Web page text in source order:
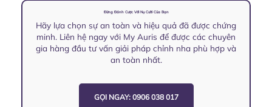
Đừng Đánh Cược Với Nụ Cười Của Bạn
Hãy lựa chọn sự an toàn và hiệu quả đã được chứng
minh. Liên hệ ngay với My Auris để được các chuyên
gia hàng đầu tư vấn giải pháp chỉnh nha phù hợp và
an toàn nhất.
GỌI NGAY: 0906 038 017